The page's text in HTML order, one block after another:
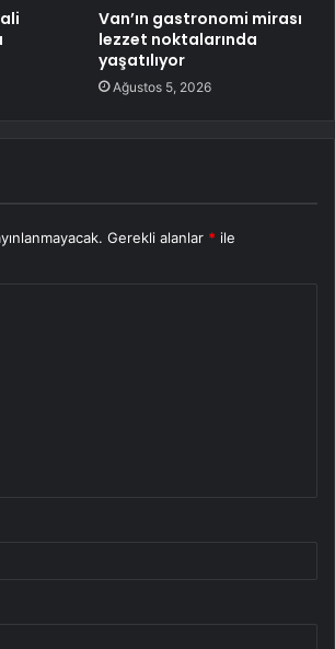
Van’ın gastronomi mirası
lezzet noktalarında
yaşatılıyor
Ağustos 5, 2026
Gerekli alanlar * ile